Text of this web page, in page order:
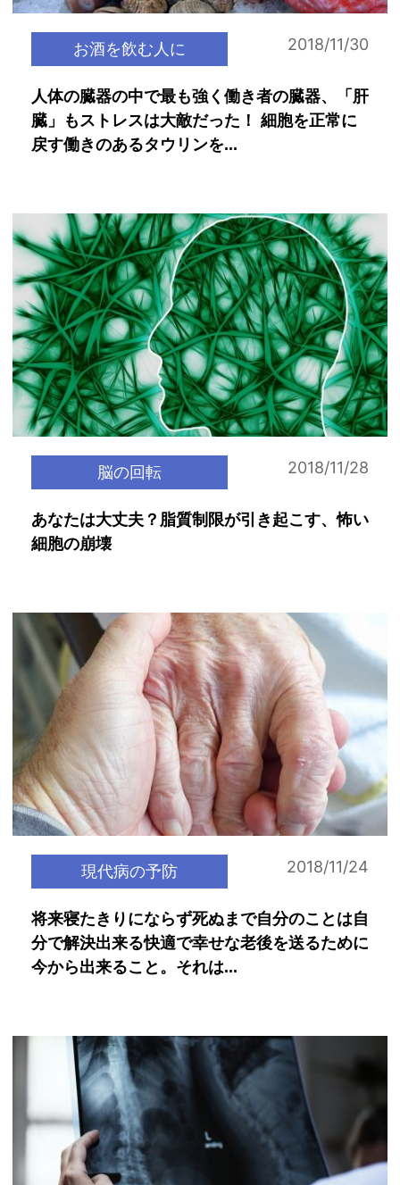
お酒を飲む人に 2018/11/30
人体の臓器の中で最も強く働き者の臓器、「肝
臓」もストレスは大敵だった！ 細胞を正常に
戻す働きのあるタウリンを...
脳の回転 2018/11/28
あなたは大丈夫？脂質制限が引き起こす、怖い
細胞の崩壊
現代病の予防 2018/11/24
将来寝たきりにならず死ぬまで自分のことは自
分で解決出来る快適で幸せな老後を送るために
今から出来ること。それは...